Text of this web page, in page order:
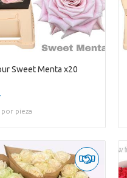
Sweet Menta x20
pieza